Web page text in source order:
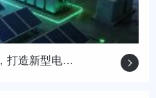
打造新型电力生态核心引擎
